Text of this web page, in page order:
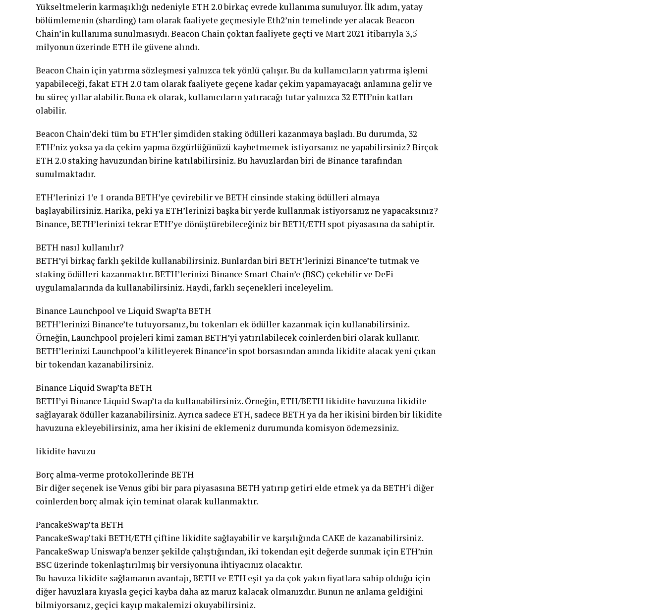
Yükseltmelerin karmaşıklığı nedeniyle ETH 2.0 birkaç evrede kullanıma sunuluyor. İlk adım, yatay
bölümlemenin (sharding) tam olarak faaliyete geçmesiyle Eth2’nin temelinde yer alacak Beacon
Chain’in kullanıma sunulmasıydı. Beacon Chain çoktan faaliyete geçti ve Mart 2021 itibarıyla 3,5
milyonun üzerinde ETH ile güvene alındı.
Beacon Chain için yatırma sözleşmesi yalnızca tek yönlü çalışır. Bu da kullanıcıların yatırma işlemi
yapabileceği, fakat ETH 2.0 tam olarak faaliyete geçene kadar çekim yapamayacağı anlamına gelir ve
bu süreç yıllar alabilir. Buna ek olarak, kullanıcıların yatıracağı tutar yalnızca 32 ETH’nin katları
olabilir.
Beacon Chain’deki tüm bu ETH’ler şimdiden staking ödülleri kazanmaya başladı. Bu durumda, 32
ETH’niz yoksa ya da çekim yapma özgürlüğünüzü kaybetmemek istiyorsanız ne yapabilirsiniz? Birçok
ETH 2.0 staking havuzundan birine katılabilirsiniz. Bu havuzlardan biri de Binance tarafından
sunulmaktadır.
ETH’lerinizi 1’e 1 oranda BETH’ye çevirebilir ve BETH cinsinde staking ödülleri almaya
başlayabilirsiniz. Harika, peki ya ETH’lerinizi başka bir yerde kullanmak istiyorsanız ne yapacaksınız?
Binance, BETH’lerinizi tekrar ETH’ye dönüştürebileceğiniz bir BETH/ETH spot piyasasına da sahiptir.
BETH nasıl kullanılır?
BETH’yi birkaç farklı şekilde kullanabilirsiniz. Bunlardan biri BETH’lerinizi Binance’te tutmak ve
staking ödülleri kazanmaktır. BETH’lerinizi Binance Smart Chain’e (BSC) çekebilir ve DeFi
uygulamalarında da kullanabilirsiniz. Haydi, farklı seçenekleri inceleyelim.
Binance Launchpool ve Liquid Swap’ta BETH
BETH’lerinizi Binance’te tutuyorsanız, bu tokenları ek ödüller kazanmak için kullanabilirsiniz.
Örneğin, Launchpool projeleri kimi zaman BETH’yi yatırılabilecek coinlerden biri olarak kullanır.
BETH’lerinizi Launchpool’a kilitleyerek Binance’in spot borsasından anında likidite alacak yeni çıkan
bir tokendan kazanabilirsiniz.
Binance Liquid Swap’ta BETH
BETH’yi Binance Liquid Swap’ta da kullanabilirsiniz. Örneğin, ETH/BETH likidite havuzuna likidite
sağlayarak ödüller kazanabilirsiniz. Ayrıca sadece ETH, sadece BETH ya da her ikisini birden bir likidite
havuzuna ekleyebilirsiniz, ama her ikisini de eklemeniz durumunda komisyon ödemezsiniz.
likidite havuzu
Borç alma-verme protokollerinde BETH
Bir diğer seçenek ise Venus gibi bir para piyasasına BETH yatırıp getiri elde etmek ya da BETH’i diğer
coinlerden borç almak için teminat olarak kullanmaktır.
PancakeSwap’ta BETH
PancakeSwap’taki BETH/ETH çiftine likidite sağlayabilir ve karşılığında CAKE de kazanabilirsiniz.
PancakeSwap Uniswap’a benzer şekilde çalıştığından, iki tokendan eşit değerde sunmak için ETH’nin
BSC üzerinde tokenlaştırılmış bir versiyonuna ihtiyacınız olacaktır.
Bu havuza likidite sağlamanın avantajı, BETH ve ETH eşit ya da çok yakın fiyatlara sahip olduğu için
diğer havuzlara kıyasla geçici kayba daha az maruz kalacak olmanızdır. Bunun ne anlama geldiğini
bilmiyorsanız, geçici kayıp makalemizi okuyabilirsiniz.